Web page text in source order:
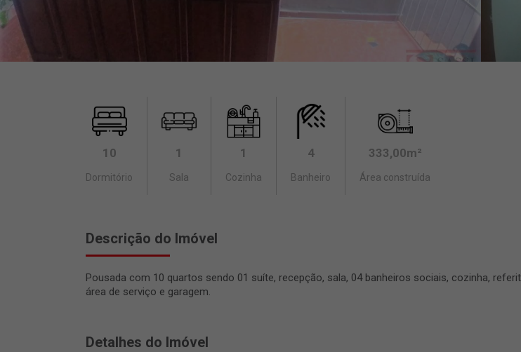
10
Dormitório
1
Sala
1
Cozinha
4
Banheiro
333,00m²
Área construída
Descrição do Imóvel
Pousada com 10 quartos sendo 01 suíte, recepção, sala, 04 banheiros sociais, cozinha,
área de serviço e garagem.
Detalhes do Imóvel